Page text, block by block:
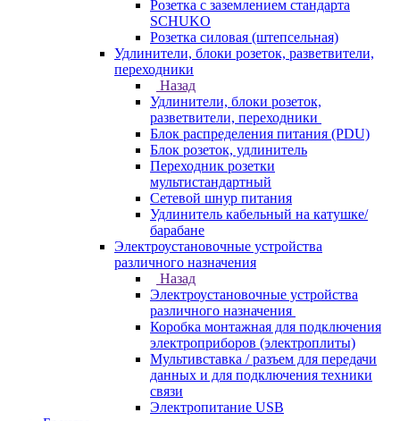
Розетка с заземлением стандарта
SCHUKO
Розетка силовая (штепсельная)
Удлинители, блоки розеток, разветвители,
переходники
Назад
Удлинители, блоки розеток,
разветвители, переходники
Блок распределения питания (PDU)
Блок розеток, удлинитель
Переходник розетки
мультистандартный
Сетевой шнур питания
Удлинитель кабельный на катушке/
барабане
Электроустановочные устройства
различного назначения
Назад
Электроустановочные устройства
различного назначения
Коробка монтажная для подключения
электроприборов (электроплиты)
Мультивставка / разъем для передачи
данных и для подключения техники
связи
Электропитание USB